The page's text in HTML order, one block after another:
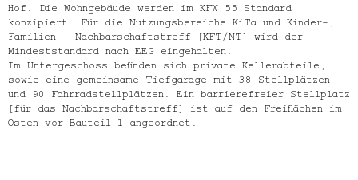
Hof. Die Wohngebäude werden im KFW 55 Standard
konzipiert. Für die Nutzungsbereiche KiTa und Kinder-,
Familien-, Nachbarschaftstreff (KFT/NT) wird der
Mindeststandard nach EEG eingehalten.
Im Untergeschoss befinden sich private Kellerabteile,
sowie eine gemeinsame Tiefgarage mit 38 Stellplätzen
und 90 Fahrradstellplätzen. Ein barrierefreier Stellplatz
(für das Nachbarschaftstreff) ist auf den Freiflächen im
Osten vor Bauteil 1 angeordnet.